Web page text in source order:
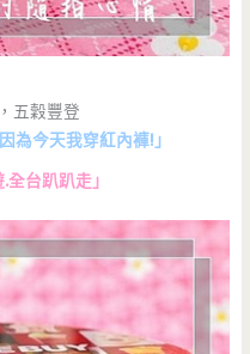
五穀豐登
為今天我穿紅內褲!」
」